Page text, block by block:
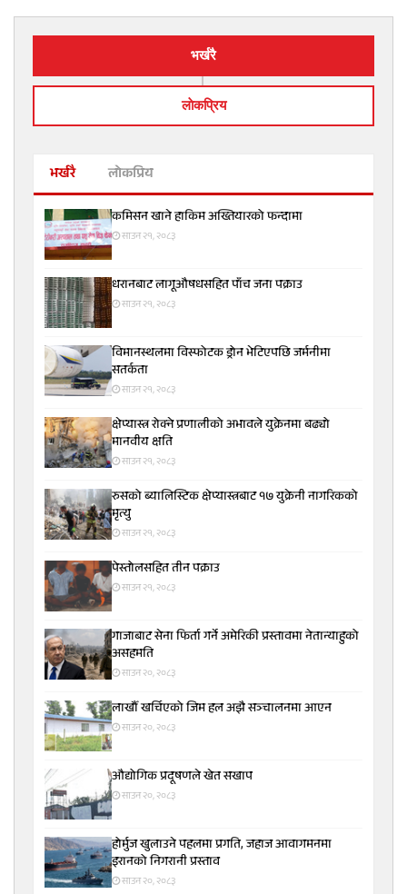
भर्खरै
लाेकप्रिय
भर्खरै लोकप्रिय
कमिसन खाने हाकिम अख्तियारको फन्दामा
साउन २१, २०८३
धरानबाट लागूऔषधसहित पाँच जना पक्राउ
साउन २१, २०८३
विमानस्थलमा विस्फोटक ड्रोन भेटिएपछि जर्मनीमा
सतर्कता
साउन २१, २०८३
क्षेप्यास्त्र रोक्ने प्रणालीको अभावले युक्रेनमा बढ्यो
मानवीय क्षति
साउन २१, २०८३
रुसको ब्यालिस्टिक क्षेप्यास्त्रबाट १७ युक्रेनी नागरिकको
मृत्यु
साउन २१, २०८३
पेस्तोलसहित तीन पक्राउ
साउन २१, २०८३
गाजाबाट सेना फिर्ता गर्ने अमेरिकी प्रस्तावमा नेतान्याहुको
असहमति
साउन २०, २०८३
लाखौँ खर्चिएको जिम हल अझै सञ्चालनमा आएन
साउन २०, २०८३
औद्योगिक प्रदूषणले खेत सखाप
साउन २०, २०८३
होर्मुज खुलाउने पहलमा प्रगति, जहाज आवागमनमा
इरानको निगरानी प्रस्ताव
साउन २०, २०८३